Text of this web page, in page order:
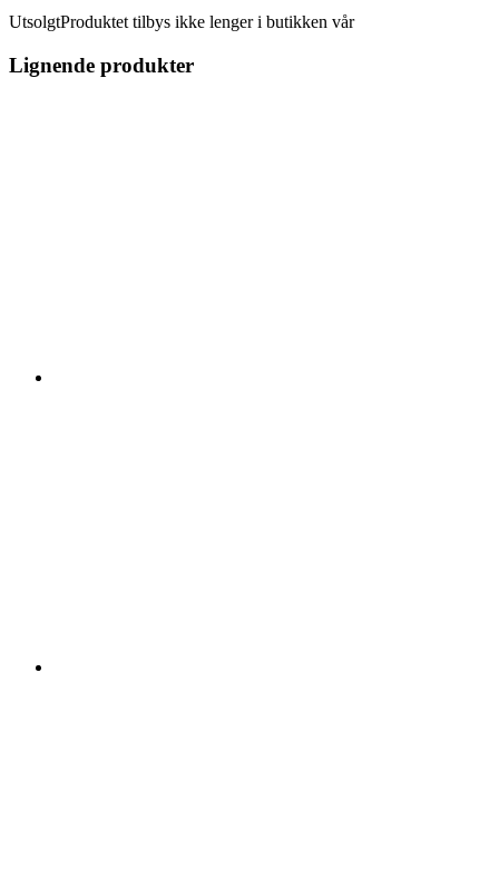
UtsolgtProduktet tilbys ikke lenger i butikken vår
Lignende produkter